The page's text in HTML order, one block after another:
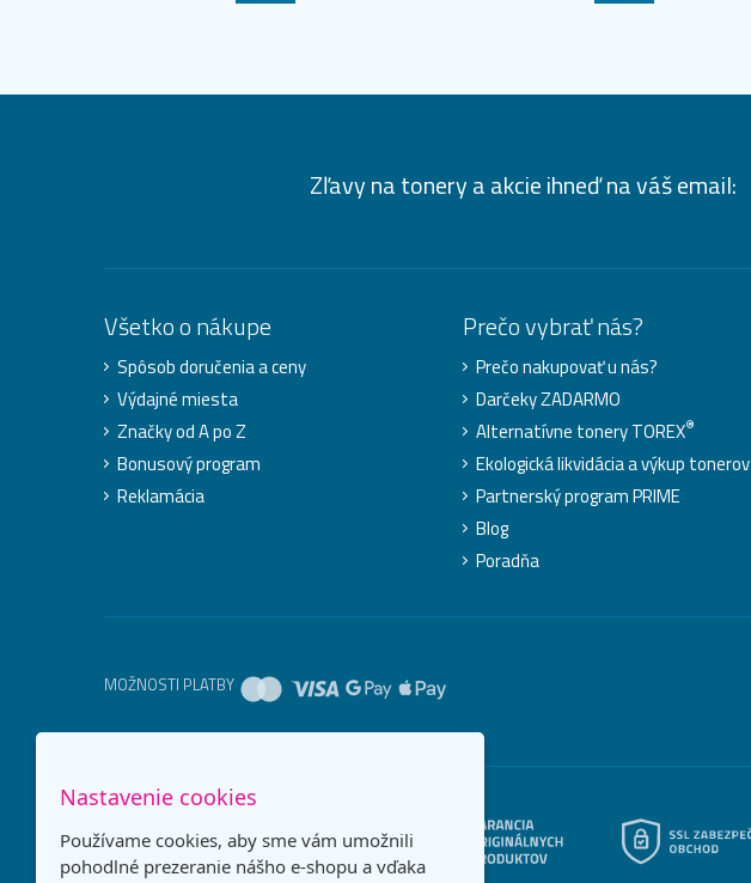
Zľavy na tonery a akcie ihneď na váš email:
Všetko o nákupe
Spôsob doručenia a ceny
Výdajné miesta
Značky od A po Z
Bonusový program
Reklamácia
Prečo vybrať nás?
Prečo nakupovať u nás?
Darčeky ZADARMO
Alternatívne tonery TOREX®
Ekologická likvidácia a výkup tonerov
Partnerský program PRIME
Blog
Poradňa
MOŽNOSTI PLATBY
Nastavenie cookies
Používame cookies, aby sme vám umožnili
pohodlné prezeranie nášho e-shopu a vďaka